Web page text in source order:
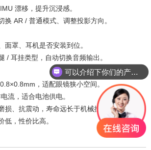
漂移，提升沉浸感。
换 AR / 普通模式、调整投影方向。
面罩、耳机是否安装到位。
/ 耳挂类型，自动切换音频输出。
，适配眼镜狭小空间。
流，适合电池供电。
损、抗震动，寿命远长于机械按键。
低，性价比高。
可以介绍下你们的产品么？